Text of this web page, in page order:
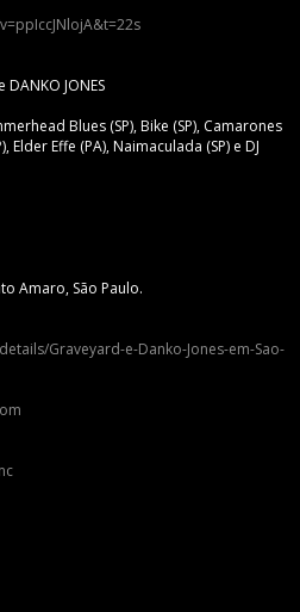
DANKO JONES
Blues (SP), Bike (SP), Camarones
Elder Effe (PA), Naimaculada (SP) e DJ
Amaro, São Paulo.
Graveyard-e-Danko-Jones-em-Sao-